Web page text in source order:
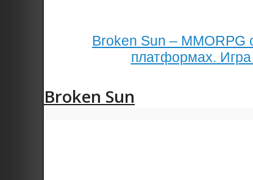
Broken Sun – MMORPG
платформах.
Broken Sun